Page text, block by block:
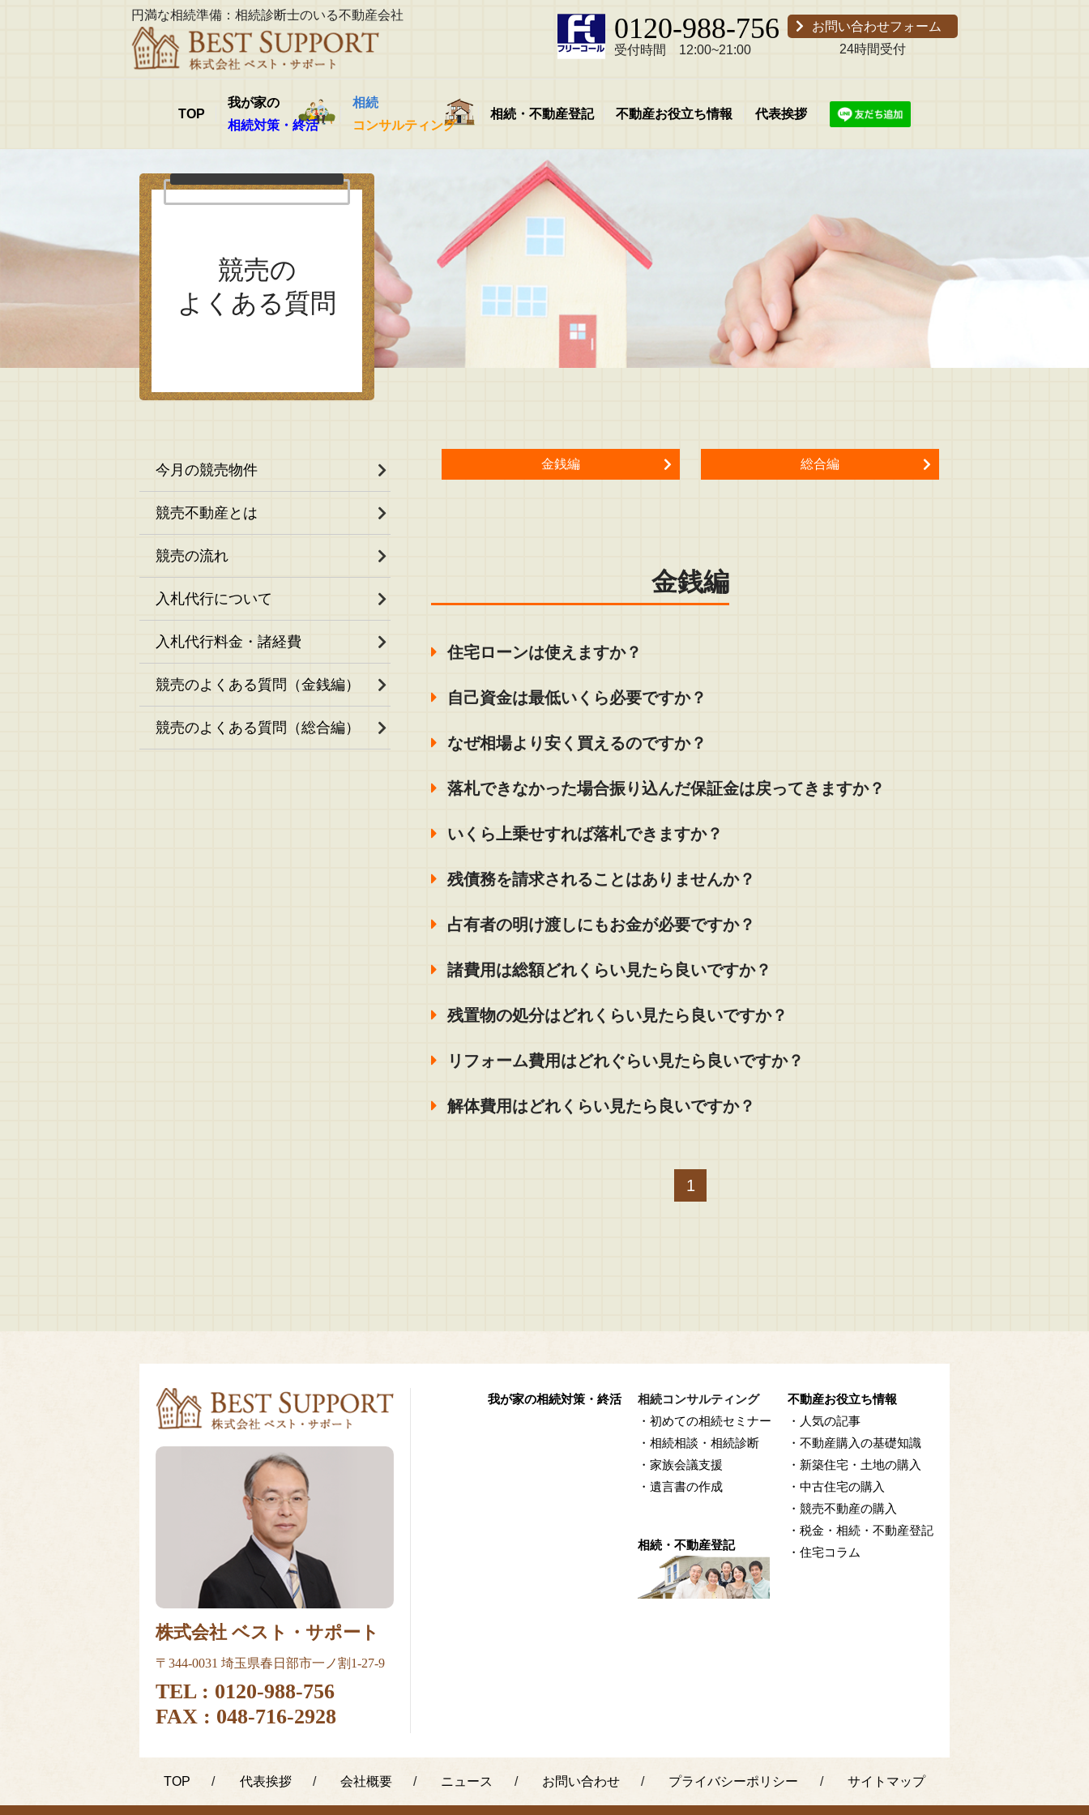
円満な相続準備：相続診断士のいる不動産会社 0120-988-756
受付時間 12:00~21:00
お問い合わせフォーム
24時間受付
TOP
我が家の
相続対策・終活
相続
コンサルティング
相続・不動産登記 不動産お役立ち情報 代表挨拶
競売の
よくある質問
今月の競売物件
競売不動産とは
競売の流れ
入札代行について
入札代行料金・諸経費
競売のよくある質問（金銭編）
競売のよくある質問（総合編）
金銭編 総合編
金銭編
住宅ローンは使えますか？
自己資金は最低いくら必要ですか？
なぜ相場より安く買えるのですか？
落札できなかった場合振り込んだ保証金は戻ってきますか？
いくら上乗せすれば落札できますか？
残債務を請求されることはありませんか？
占有者の明け渡しにもお金が必要ですか？
諸費用は総額どれくらい見たら良いですか？
残置物の処分はどれくらい見たら良いですか？
リフォーム費用はどれぐらい見たら良いですか？
解体費用はどれくらい見たら良いですか？
1
株式会社 ベスト・サポート
〒344-0031 埼玉県春日部市一ノ割1-27-9
TEL : 0120-988-756
FAX : 048-716-2928
我が家の相続対策・終活
相続コンサルティング
・初めての相続セミナー
・相続相談・相続診断
・家族会議支援
・遺言書の作成
相続・不動産登記
不動産お役立ち情報
・人気の記事
・不動産購入の基礎知識
・新築住宅・土地の購入
・中古住宅の購入
・競売不動産の購入
・税金・相続・不動産登記
・住宅コラム
TOP 代表挨拶 会社概要 ニュース お問い合わせ プライバシーポリシー サイトマップ